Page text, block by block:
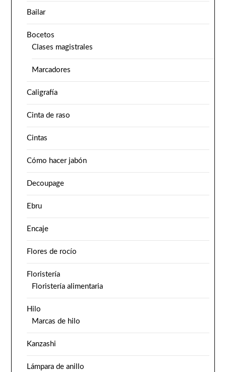
Bailar
Bocetos
Clases magistrales
Marcadores
Caligrafía
Cinta de raso
Cintas
Cómo hacer jabón
Decoupage
Ebru
Encaje
Flores de rocío
Floristería
Floristería alimentaria
Hilo
Marcas de hilo
Kanzashi
Lámpara de anillo